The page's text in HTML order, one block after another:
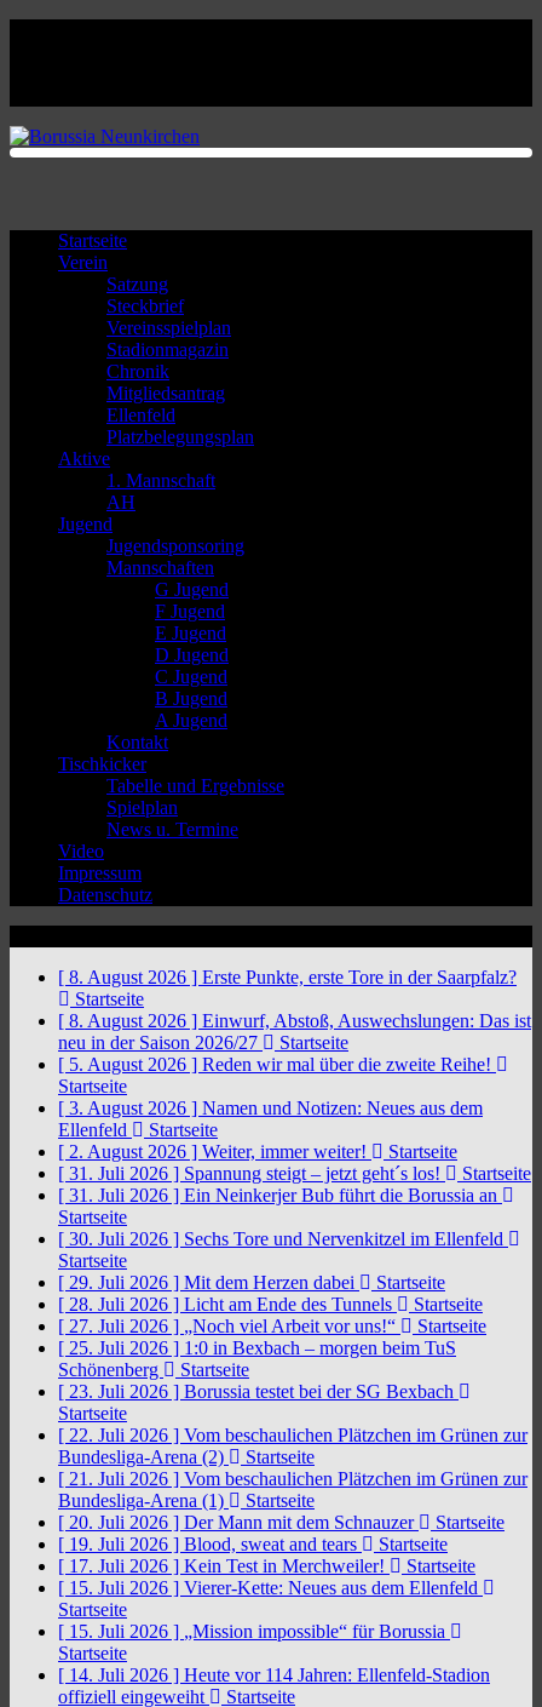
Startseite
Verein
Satzung
Steckbrief
Vereinsspielplan
Stadionmagazin
Chronik
Mitgliedsantrag
Ellenfeld
Platzbelegungsplan
Aktive
1. Mannschaft
AH
Jugend
Jugendsponsoring
Mannschaften
G Jugend
F Jugend
E Jugend
D Jugend
C Jugend
B Jugend
A Jugend
Kontakt
Tischkicker
Tabelle und Ergebnisse
Spielplan
News u. Termine
Video
Impressum
Datenschutz
[ 8. August 2026 ] Erste Punkte, erste Tore in der Saarpfalz?
Startseite
[ 8. August 2026 ] Einwurf, Abstoß, Auswechslungen: Das ist
neu in der Saison 2026/27
Startseite
[ 5. August 2026 ] Reden wir mal über die zweite Reihe!
Startseite
[ 3. August 2026 ] Namen und Notizen: Neues aus dem
Ellenfeld
Startseite
[ 2. August 2026 ] Weiter, immer weiter!
Startseite
[ 31. Juli 2026 ] Spannung steigt – jetzt geht´s los!
Startseite
[ 31. Juli 2026 ] Ein Neinkerjer Bub führt die Borussia an
Startseite
[ 30. Juli 2026 ] Sechs Tore und Nervenkitzel im Ellenfeld
Startseite
[ 29. Juli 2026 ] Mit dem Herzen dabei
Startseite
[ 28. Juli 2026 ] Licht am Ende des Tunnels
Startseite
[ 27. Juli 2026 ] „Noch viel Arbeit vor uns!“
Startseite
[ 25. Juli 2026 ] 1:0 in Bexbach – morgen beim TuS
Schönenberg
Startseite
[ 23. Juli 2026 ] Borussia testet bei der SG Bexbach
Startseite
[ 22. Juli 2026 ] Vom beschaulichen Plätzchen im Grünen zur
Bundesliga-Arena (2)
Startseite
[ 21. Juli 2026 ] Vom beschaulichen Plätzchen im Grünen zur
Bundesliga-Arena (1)
Startseite
[ 20. Juli 2026 ] Der Mann mit dem Schnauzer
Startseite
[ 19. Juli 2026 ] Blood, sweat and tears
Startseite
[ 17. Juli 2026 ] Kein Test in Merchweiler!
Startseite
[ 15. Juli 2026 ] Vierer-Kette: Neues aus dem Ellenfeld
Startseite
[ 15. Juli 2026 ] „Mission impossible“ für Borussia
Startseite
[ 14. Juli 2026 ] Heute vor 114 Jahren: Ellenfeld-Stadion
offiziell eingeweiht
Startseite